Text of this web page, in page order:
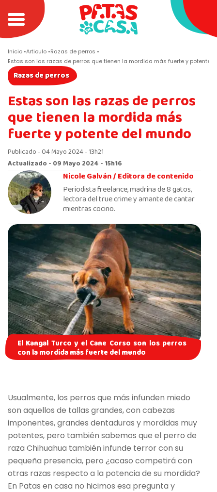
Inicio Articulo Razas de perros
Estas son las razas de perros que tienen la mordida más fuerte y potente
Razas de perros
Estas son las razas de perros
que tienen la mordida más
fuerte y potente del mundo
Publicado - 04 Mayo 2024 - 13h21
Actualizado - 09 Mayo 2024 - 15h16
Nicole Galván /Editora de contenido
Periodista freelance, madrina de 8 gatos,
lectora del true crime y amante de cantar
mientras cocino.
El Kangal Turco y el Cane Corso son los perros
con la mordida más fuerte del mundo
Usualmente, los perros que más infunden miedo
son aquellos de tallas grandes, con cabezas
imponentes, grandes dentaduras y mordidas muy
potentes, pero también sabemos que el perro de
raza Chihuahua también infunde terror con su
pequeña presencia, pero ¿acaso competirá con
otras razas respecto a la potencia de su mordida?
En Patas en casa no hicimos esa pregunta y